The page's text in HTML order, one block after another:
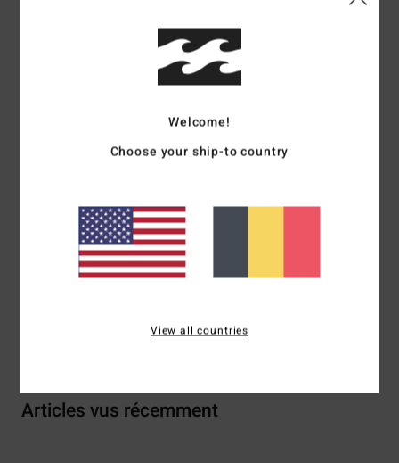
Serviette de plage Noir Homme
Code couleur
matière jacquard en coton
Autres caractéristiques :
Boucle pour suspendre le
Composition[Matière principale] 100% coton
Livraison & Retours
Articles vus récemment
Welcome!
Choose your ship-to country
View all countries